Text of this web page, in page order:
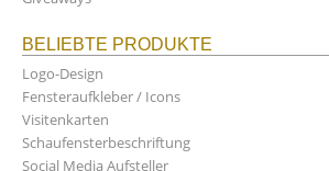
BELIEBTE PRODUKTE
Logo-Design
Fensteraufkleber / Icons
Visitenkarten
Schaufensterbeschriftung
Social Media Aufsteller